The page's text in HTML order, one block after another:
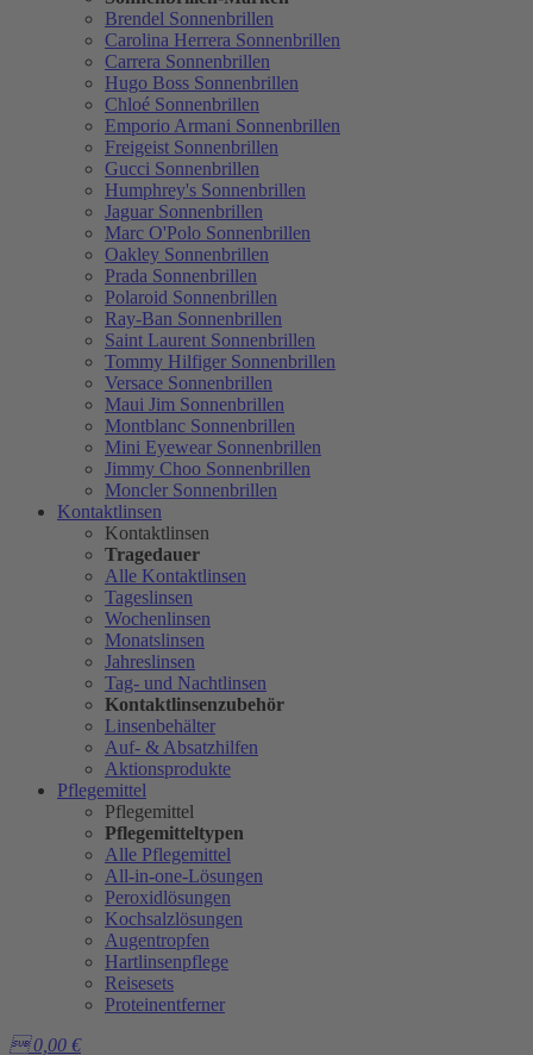
Brendel Sonnenbrillen
Carolina Herrera Sonnenbrillen
Carrera Sonnenbrillen
Hugo Boss Sonnenbrillen
Chloé Sonnenbrillen
Emporio Armani Sonnenbrillen
Freigeist Sonnenbrillen
Gucci Sonnenbrillen
Humphrey's Sonnenbrillen
Jaguar Sonnenbrillen
Marc O'Polo Sonnenbrillen
Oakley Sonnenbrillen
Prada Sonnenbrillen
Polaroid Sonnenbrillen
Ray-Ban Sonnenbrillen
Saint Laurent Sonnenbrillen
Tommy Hilfiger Sonnenbrillen
Versace Sonnenbrillen
Maui Jim Sonnenbrillen
Montblanc Sonnenbrillen
Mini Eyewear Sonnenbrillen
Jimmy Choo Sonnenbrillen
Moncler Sonnenbrillen
Kontaktlinsen
Kontaktlinsen
Tragedauer
Alle Kontaktlinsen
Tageslinsen
Wochenlinsen
Monatslinsen
Jahreslinsen
Tag- und Nachtlinsen
Kontaktlinsenzubehör
Linsenbehälter
Auf- & Absatzhilfen
Aktionsprodukte
Pflegemittel
Pflegemittel
Pflegemitteltypen
Alle Pflegemittel
All-in-one-Lösungen
Peroxidlösungen
Kochsalzlösungen
Augentropfen
Hartlinsenpflege
Reisesets
Proteinentferner
 0,00 €